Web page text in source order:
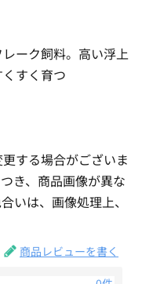
ーク飼料。高い浮上
すく育つ
する場合がございま
き、商品画像が異な
いは、画像処理上、
商品レビューを書く